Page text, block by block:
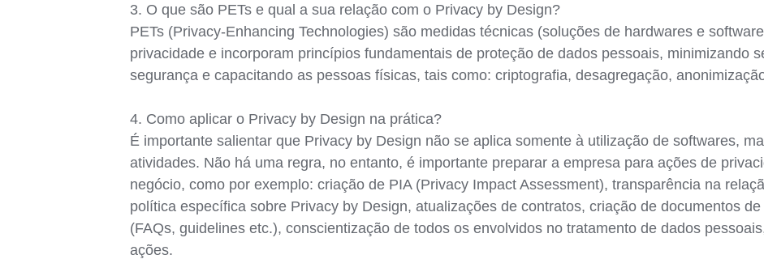
3. O que são PETs e qual a sua relação com o Privacy by Design?
PETs (Privacy-Enhancing Technologies) são medidas técnicas (soluções de hardwares e
privacidade e incorporam princípios fundamentais de proteção de dados pessoais, minimizando
segurança e capacitando as pessoas físicas, tais como: criptografia, desagregação,
4. Como aplicar o Privacy by Design na prática?
É importante salientar que Privacy by Design não se aplica somente à utilização de softwares,
atividades. Não há uma regra, no entanto, é importante preparar a empresa para ações de
negócio, como por exemplo: criação de PIA (Privacy Impact Assessment), transparência na
política específica sobre Privacy by Design, atualizações de contratos, criação de documentos
(FAQs, guidelines etc.), conscientização de todos os envolvidos no tratamento de dados
ações.